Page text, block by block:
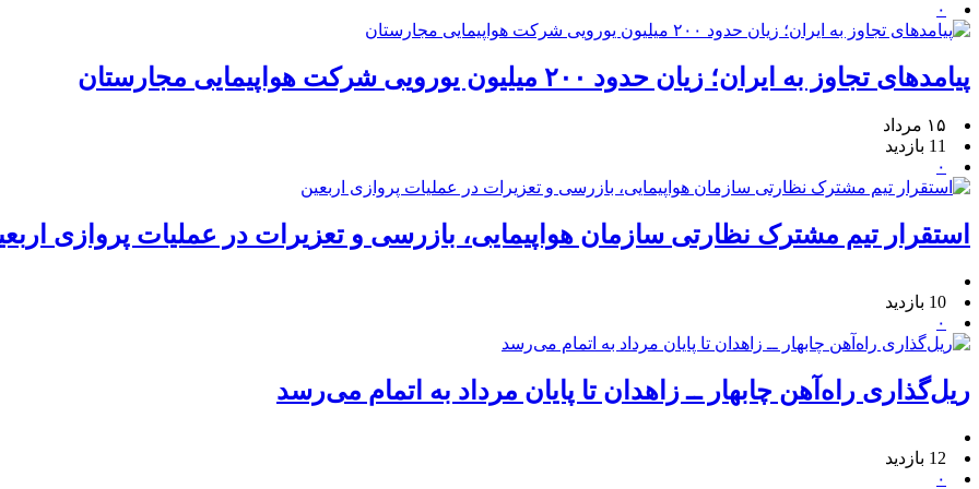
۰
پیامدهای تجاوز به ایران؛ زیان حدود ۲۰۰ میلیون یورویی شرکت هواپیمایی مجارستان
۱۵ مرداد
11 بازدید
۰
استقرار تیم مشترک نظارتی سازمان هواپیمایی، بازرسی و تعزیرات در عملیات پروازی
10 بازدید
۰
ریل‌گذاری راه‌آهن چابهار ــ زاهدان تا پایان مرداد به اتمام می‌رسد
12 بازدید
۰